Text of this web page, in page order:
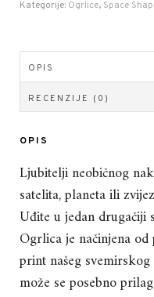
Kategorije: Ogrlice, Space
OPIS
RECENZIJE (0)
OPIS
Ljubitelji neobičnog
satelita, planeta ili
Uđite u jedan drugačiji
Ogrlica je načinjena
print našeg
može se posebno